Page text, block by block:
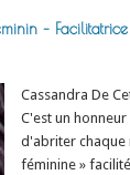
–
Cassandra De
C'est un
d'abriter chaque
féminine »